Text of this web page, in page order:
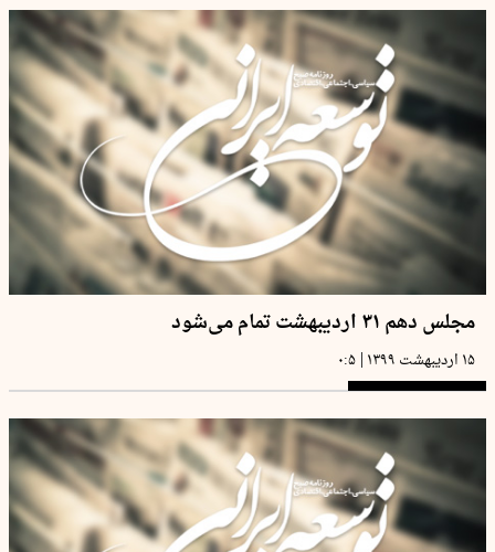
مجلس دهم ۳۱ اردیبهشت تمام می‌شود
۱۵ اردیبهشت ۱۳۹۹ | ۰:۵